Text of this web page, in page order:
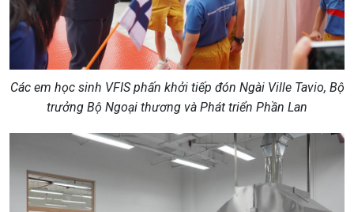
Các em học sinh VFIS phấn khởi tiếp đón Ngài Ville Tavio, Bộ
trưởng Bộ Ngoại thương và Phát triển Phần Lan